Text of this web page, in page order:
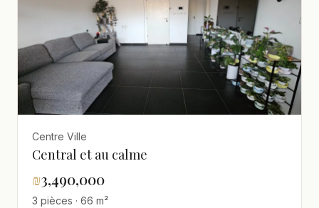
Centre Ville
Central et au calme
₪3,490,000
3 pièces · 66 m²